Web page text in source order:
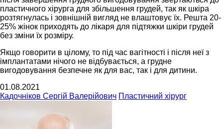
пластичного хірурга для збільшення грудей, так як шкіра
розтягнулась і зовнішній вигляд не влаштовує їх. Решта 20-
25% жінок приходять до лікаря для підтяжки шкіри грудей
без зміни їх розміру.
Якщо говорити в цілому, то під час вагітності і після неї з
імплантатами нічого не відбувається, а грудне
вигодовування безпечне як для вас, так і для дитини.
01.08.2021
Кадочніков Сергій Валерійович Пластичний хірург